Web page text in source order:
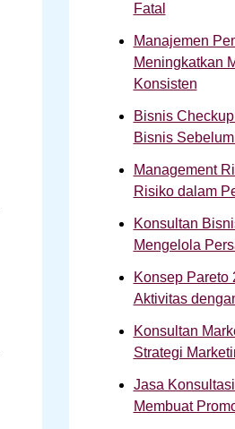
Fatal
Manajemen
Meningkatkan
Konsisten
Bisnis
Bisnis
Management
Risiko dalam
Konsultan
Mengelola
Konsep Pareto
Aktivitas
Konsultan
Strategi
Jasa
Membuat